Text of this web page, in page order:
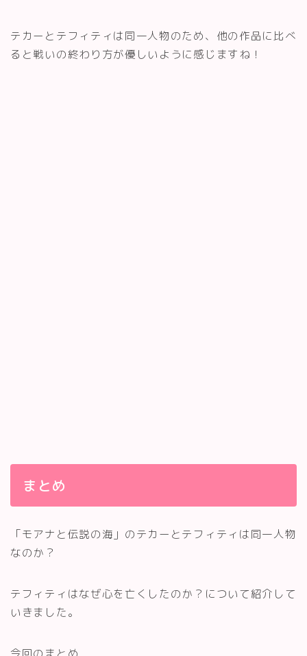
テカーとテフィティは同一人物のため、他の作品に比べ
ると戦いの終わり方が優しいように感じますね！
まとめ
「モアナと伝説の海」のテカーとテフィティは同一人物
なのか？
テフィティはなぜ心を亡くしたのか？について紹介して
いきました。